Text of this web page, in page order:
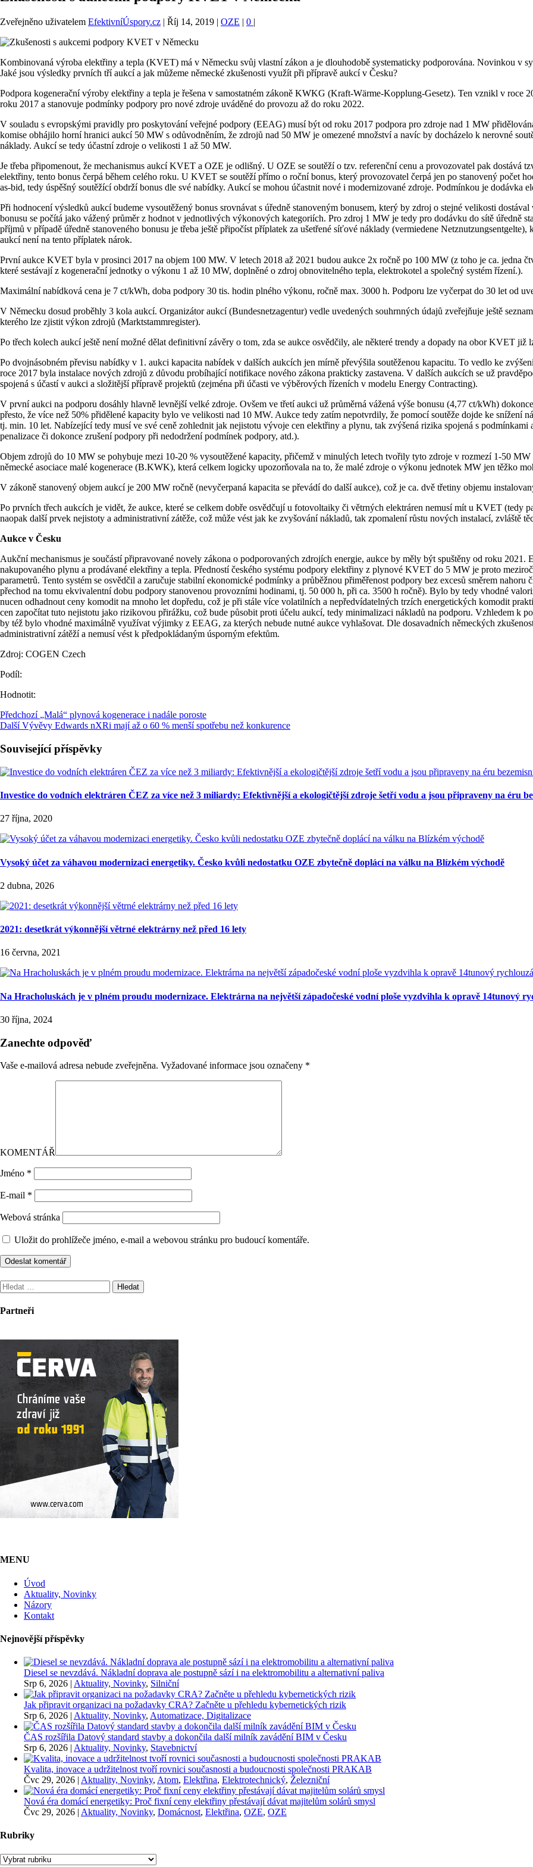
Zveřejněno uživatelem EfektivníÚspory.cz | Říj 14, 2019 | OZE | 0 |
Kombinovaná výroba elektřiny a tepla (KVET) má v Německu svůj vlastní zákon a je dlouhodobě systematicky podporována. Novinkou v
Jaké jsou výsledky prvních tří aukcí a jak můžeme německé zkušenosti využít při přípravě aukcí v Česku?
Podpora kogenerační výroby elektřiny a tepla je řešena v samostatném zákoně KWKG (Kraft-Wärme-Kopplung-Gesetz). Ten vznikl v roce
roku 2017 a stanovuje podmínky podpory pro nové zdroje uváděné do provozu až do roku 2022.
V souladu s evropskými pravidly pro poskytování veřejné podpory (EEAG) musí být od roku 2017 podpora pro zdroje nad 1 MW
komise obhájilo horní hranici aukcí 50 MW s odůvodněním, že zdrojů nad 50 MW je omezené množství a navíc by docházelo k nerovné
náklady. Aukcí se tedy účastní zdroje o velikosti 1 až 50 MW.
Je třeba připomenout, že mechanismus aukcí KVET a OZE je odlišný. U OZE se soutěží o tzv. referenční cenu a provozovatel pak dostává
elektřiny, tento bonus čerpá během celého roku. U KVET se soutěží přímo o roční bonus, který provozovatel čerpá jen po stanovený počet
as-bid, tedy úspěšný soutěžící obdrží bonus dle své nabídky. Aukcí se mohou účastnit nové i modernizované zdroje. Podmínkou je dodávka
Při hodnocení výsledků aukcí budeme vysoutěžený bonus srovnávat s úředně stanoveným bonusem, který by zdroj o stejné velikosti
bonusu se počítá jako vážený průměr z hodnot v jednotlivých výkonových kategoriích. Pro zdroj 1 MW je tedy pro dodávku do sítě úředně
příjmů v případě úředně stanoveného bonusu je třeba ještě připočíst příplatek za ušetřené síťové náklady (vermiedene
aukcí není na tento příplatek nárok.
První aukce KVET byla v prosinci 2017 na objem 100 MW. V letech 2018 až 2021 budou aukce 2x ročně po 100 MW (z toho je ca. jedna
které sestávají z kogenerační jednotky o výkonu 1 až 10 MW, doplněné o zdroj obnovitelného tepla, elektrokotel a společný systém řízení.).
Maximální nabídková cena je 7 ct/kWh, doba podpory 30 tis. hodin plného výkonu, ročně max. 3000 h. Podporu lze vyčerpat do 30 let od
V Německu dosud proběhly 3 kola aukcí. Organizátor aukcí (Bundesnetzagentur) vedle uvedených souhrnných údajů zveřejňuje ještě
kterého lze zjistit výkon zdrojů (Marktstammregister).
Po třech kolech aukcí ještě není možné dělat definitivní závěry o tom, zda se aukce osvědčily, ale některé trendy a dopady na obor KVET již
Po dvojnásobném převisu nabídky v 1. aukci kapacita nabídek v dalších aukcích jen mírně převýšila soutěženou kapacitu. To vedlo ke
roce 2017 byla instalace nových zdrojů z důvodu probíhající notifikace nového zákona prakticky zastavena. V dalších aukcích se už
spojená s účastí v aukci a složitější přípravě projektů (zejména při účasti ve výběrových řízeních v modelu Energy Contracting).
V první aukci na podporu dosáhly hlavně levnější velké zdroje. Ovšem ve třetí aukci už průměrná vážená výše bonusu (4,77 ct/kWh)
přesto, že více než 50% přidělené kapacity bylo ve velikosti nad 10 MW. Aukce tedy zatím nepotvrdily, že pomocí soutěže dojde ke snížení
tj. min. 10 let. Nabízející tedy musí ve své ceně zohlednit jak nejistotu vývoje cen elektřiny a plynu, tak zvýšená rizika spojená s
penalizace či dokonce zrušení podpory při nedodržení podmínek podpory, atd.).
Objem zdrojů do 10 MW se pohybuje mezi 10-20 % vysoutěžené kapacity, přičemž v minulých letech tvořily tyto zdroje v rozmezí 1-50
německé asociace malé kogenerace (B.KWK), která celkem logicky upozorňovala na to, že malé zdroje o výkonu jednotek MW jen těžko
V zákoně stanovený objem aukcí je 200 MW ročně (nevyčerpaná kapacita se převádí do další aukce), což je ca. dvě třetiny objemu
Po prvních třech aukcích je vidět, že aukce, které se celkem dobře osvědčují u fotovoltaiky či větrných elektráren nemusí mít u KVET (tedy
naopak další prvek nejistoty a administrativní zátěže, což může vést jak ke zvyšování nákladů, tak zpomalení růstu nových instalací, zvláště
Aukce v Česku
Aukční mechanismus je součástí připravované novely zákona o podporovaných zdrojích energie, aukce by měly být spuštěny od roku 2021.
nakupovaného plynu a prodávané elektřiny a tepla. Předností českého systému podpory elektřiny z plynové KVET do 5 MW je proto
parametrů. Tento systém se osvědčil a zaručuje stabilní ekonomické podmínky a průběžnou přiměřenost podpory bez excesů směrem
přechod na tomu ekvivalentní dobu podpory stanovenou provozními hodinami, tj. 50 000 h, při ca. 3500 h ročně). Bylo by tedy vhodné
nucen odhadnout ceny komodit na mnoho let dopředu, což je při stále více volatilních a nepředvídatelných trzích energetických komodit
cen započítat tuto nejistotu jako rizikovou přirážku, což bude působit proti účelu aukcí, tedy minimalizaci nákladů na podporu. Vzhledem k
by též bylo vhodné maximálně využívat výjimky z EEAG, za kterých nebude nutné aukce vyhlašovat. Dle dosavadních německých
administrativní zátěží a nemusí vést k předpokládaným úsporným efektům.
Zdroj: COGEN Czech
Podíl:
Hodnotit:
Předchozí „Malá“ plynová kogenerace i nadále poroste
Další Vývěvy Edwards nXRi mají až o 60 % menší spotřebu než konkurence
Související příspěvky
Investice do vodních elektráren ČEZ za více než 3 miliardy: Efektivnější a ekologičtější zdroje šetří vodu a jsou připraveny na éru
27 října, 2020
Vysoký účet za váhavou modernizaci energetiky. Česko kvůli nedostatku OZE zbytečně doplácí na válku na Blízkém východě
2 dubna, 2026
2021: desetkrát výkonnější větrné elektrárny než před 16 lety
16 června, 2021
Na Hracholuskách je v plném proudu modernizace. Elektrárna na největší západočeské vodní ploše vyzdvihla k opravě 14tunový
30 října, 2024
Zanechte odpověď
Vaše e-mailová adresa nebude zveřejněna. Vyžadované informace jsou označeny *
KOMENTÁŘ
Jméno *
E-mail *
Webová stránka
Uložit do prohlížeče jméno, e-mail a webovou stránku pro budoucí komentáře.
Vyhledávání
Partneři
MENU
Úvod
Aktuality, Novinky
Názory
Kontakt
Nejnovější příspěvky
Diesel se nevzdává. Nákladní doprava ale postupně sází i na elektromobilitu a alternativní paliva
Srp 6, 2026 | Aktuality, Novinky, Silniční
Jak připravit organizaci na požadavky CRA? Začněte u přehledu kybernetických rizik
Srp 6, 2026 | Aktuality, Novinky, Automatizace, Digitalizace
ČAS rozšířila Datový standard stavby a dokončila další milník zavádění BIM v Česku
Srp 6, 2026 | Aktuality, Novinky, Stavebnictví
Kvalita, inovace a udržitelnost tvoří rovnici současnosti a budoucnosti společnosti PRAKAB
Čvc 29, 2026 | Aktuality, Novinky, Atom, Elektřina, Elektrotechnický, Železniční
Nová éra domácí energetiky: Proč fixní ceny elektřiny přestávají dávat majitelům solárů smysl
Čvc 29, 2026 | Aktuality, Novinky, Domácnost, Elektřina, OZE, OZE
Rubriky
Rubriky